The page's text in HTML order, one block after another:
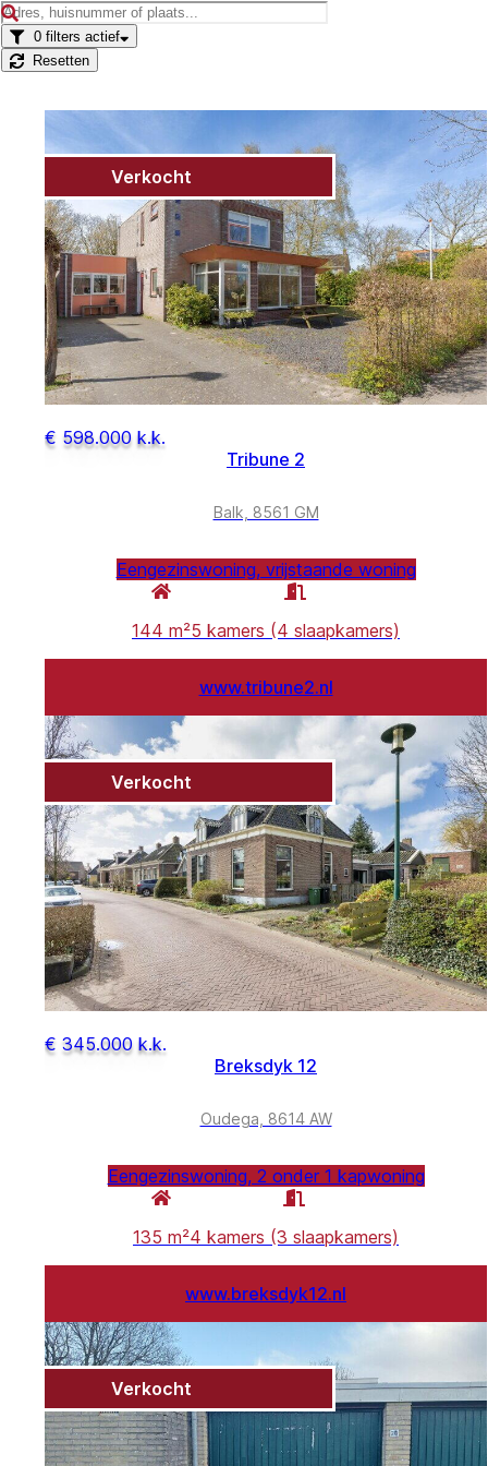
0 filters actief
Resetten
€ 598.000 k.k.
Verkocht
Tribune 2
Balk, 8561 GM
Eengezinswoning, vrijstaande woning
144 m²5 kamers (4 slaapkamers)
www.tribune2.nl
€ 345.000 k.k.
Verkocht
Breksdyk 12
Oudega, 8614 AW
Eengezinswoning, 2 onder 1 kapwoning
135 m²4 kamers (3 slaapkamers)
www.breksdyk12.nl
Verkocht